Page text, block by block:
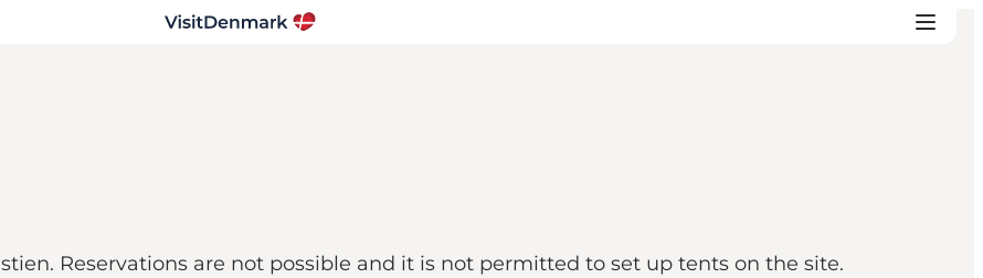
Reservations are not possible and it is not permitted to set up tents on the site.